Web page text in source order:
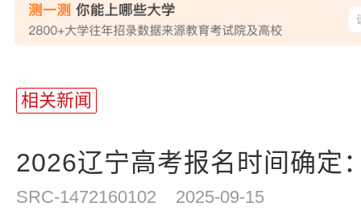
相关新闻
2026辽宁高考报名时间确定
SRC-1472160102 2025-09-15